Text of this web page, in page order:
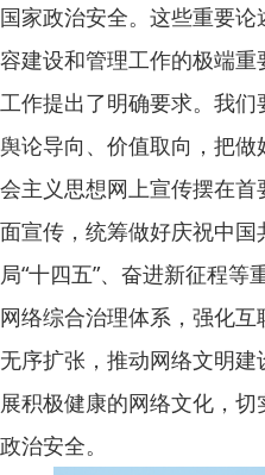
国家政治安全。这些重要
容建设和管理工作的极端
工作提出了明确要求。我们
舆论导向、价值取向，把
会主义思想网上宣传摆在
面宣传，统筹做好庆祝中
局“十四五”、奋进新征程
网络综合治理体系，强化
无序扩张，推动网络文明
展积极健康的网络文化，
政治安全。